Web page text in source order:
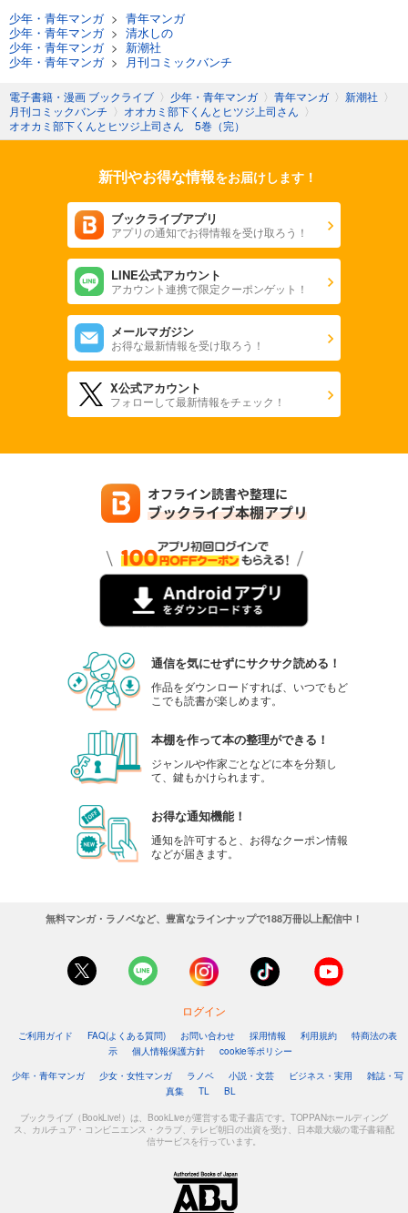
少年・青年マンガ> 青年マンガ
少年・青年マンガ> 清水しの
少年・青年マンガ> 新潮社
少年・青年マンガ> 月刊コミックバンチ
電子書籍・漫画 ブックライブ 〉 少年・青年マンガ 〉 青年マンガ 〉 新潮社 〉
月刊コミックバンチ 〉 オオカミ部下くんとヒツジ上司さん 〉
オオカミ部下くんとヒツジ上司さん 5巻（完）
新刊やお得な情報をお届けします！
ブックライブアプリ
アプリの通知でお得情報を受け取ろう！
LINE公式アカウント
アカウント連携で限定クーポンゲット！
メールマガジン
お得な最新情報を受け取ろう！
X公式アカウント
フォローして最新情報をチェック！
通信を気にせずにサクサク読める！
作品をダウンロードすれば、いつでもど
こでも読書が楽しめます。
本棚を作って本の整理ができる！
ジャンルや作家ごとなどに本を分類し
て、鍵もかけられます。
お得な通知機能！
通知を許可すると、お得なクーポン情報
などが届きます。
無料マンガ・ラノベなど、豊富なラインナップで188万冊以上配信中！
ログイン
ご利用ガイド FAQ(よくある質問) お問い合わせ 採用情報 利用規約
特商法の表
示
個人情報保護方針
cookie等ポリシー
少年・青年マンガ
少女・女性マンガ ラノベ 小説・文芸 ビジネス・実用
雑誌・写
真集
TL BL
ブックライブ（BookLive!）は、BookLiveが運営する電子書店です。TOPPANホールディング
ス、カルチュア・コンビニエンス・クラブ、テレビ朝日の出資を受け、日本最大級の電子書籍配
信サービスを行っています。